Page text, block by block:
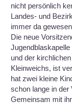
nicht persönlich
Landes- und
immer da
Die neue
und der
Kleinweichs, ist
hat zwei kleine
schon lange in der
Gemeinsam mit